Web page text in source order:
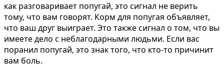
как разговаривает попугай, это сигнал не верить
тому, что вам говорят. Корм для попугая объявляет,
что ваш друг выиграет. Это также сигнал о том, что вы
имеете дело с неблагодарными людьми. Если вас
поранил попугай, это знак того, что кто-то причинит
вам боль.